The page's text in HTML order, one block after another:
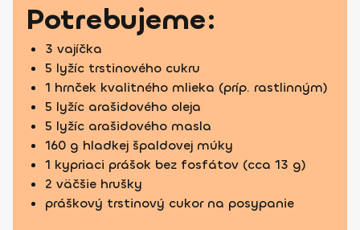
Potrebujeme:
3 vajíčka
5 lyžíc trstinového cukru
1 hrnček kvalitného mlieka (príp. rastlinným)
5 lyžíc arašidového oleja
5 lyžíc arašidového masla
160 g hladkej špaldovej múky
1 kypriaci prášok bez fosfátov (cca 13 g)
2 väčšie hrušky
práškový trstinový cukor na posypanie